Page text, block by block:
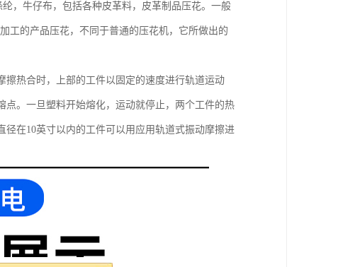
，牛仔布，包括各种皮革料，皮革制品压花。一般
工的产品压花，不同于普通的压花机，它所做出的
热合时，上部的工件以固定的速度进行轨道运动
。一旦塑料开始熔化，运动就停止，两个工件的热
在10英寸以内的工件可以用应用轨道式振动摩擦进